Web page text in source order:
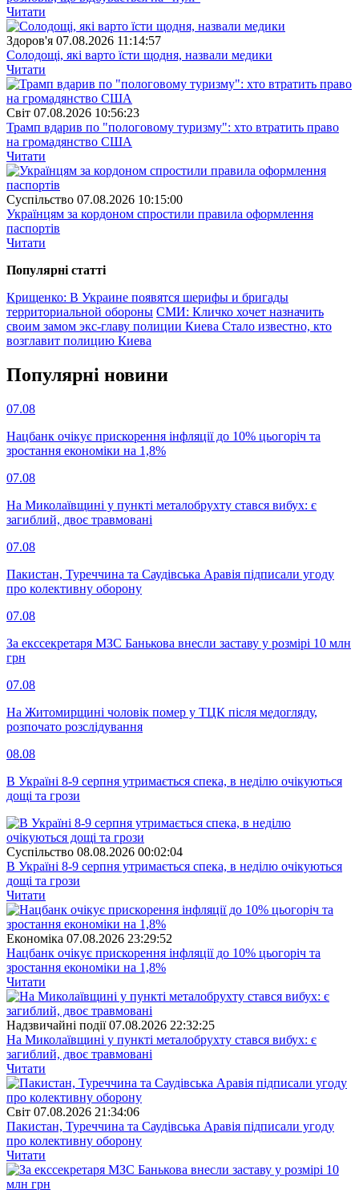
Читати
Здоров'я 07.08.2026 11:14:57
Солодощі, які варто їсти щодня, назвали медики
Читати
Свiт 07.08.2026 10:56:23
Трамп вдарив по "пологовому туризму": хто втратить право
на громадянство США
Читати
Суспiльство 07.08.2026 10:15:00
Українцям за кордоном спростили правила оформлення
паспортів
Читати
Популярнi статтi
Крищенко: В Украине появятся шерифы и бригады
территориальной обороны СМИ: Кличко хочет назначить
своим замом экс-главу полиции Киева Стало известно, кто
возглавит полицию Киева
Популярнi новини
07.08
Нацбанк очікує прискорення інфляції до 10% цьогоріч та
зростання економіки на 1,8%
07.08
На Миколаївщині у пункті металобрухту стався вибух: є
загиблий, двоє травмовані
07.08
Пакистан, Туреччина та Саудівська Аравія підписали угоду
про колективну оборону
07.08
За екссекретаря МЗС Банькова внесли заставу у розмірі 10 млн
грн
07.08
На Житомирщині чоловік помер у ТЦК після медогляду,
розпочато розслідування
08.08
В Україні 8-9 серпня утримається спека, в неділю очікуються
дощі та грози
Суспiльство 08.08.2026 00:02:04
В Україні 8-9 серпня утримається спека, в неділю очікуються
дощі та грози
Читати
Економіка 07.08.2026 23:29:52
Нацбанк очікує прискорення інфляції до 10% цьогоріч та
зростання економіки на 1,8%
Читати
Надзвичайні події 07.08.2026 22:32:25
На Миколаївщині у пункті металобрухту стався вибух: є
загиблий, двоє травмовані
Читати
Свiт 07.08.2026 21:34:06
Пакистан, Туреччина та Саудівська Аравія підписали угоду
про колективну оборону
Читати